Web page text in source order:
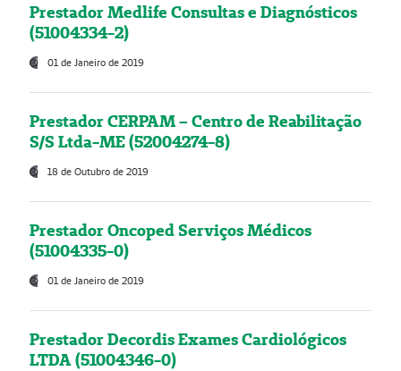
Prestador Medlife Consultas e Diagnósticos
(51004334-2)
01 de Janeiro de 2019
Prestador CERPAM – Centro de Reabilitação
S/S Ltda-ME (52004274-8)
18 de Outubro de 2019
Prestador Oncoped Serviços Médicos
(51004335-0)
01 de Janeiro de 2019
Prestador Decordis Exames Cardiológicos
LTDA (51004346-0)